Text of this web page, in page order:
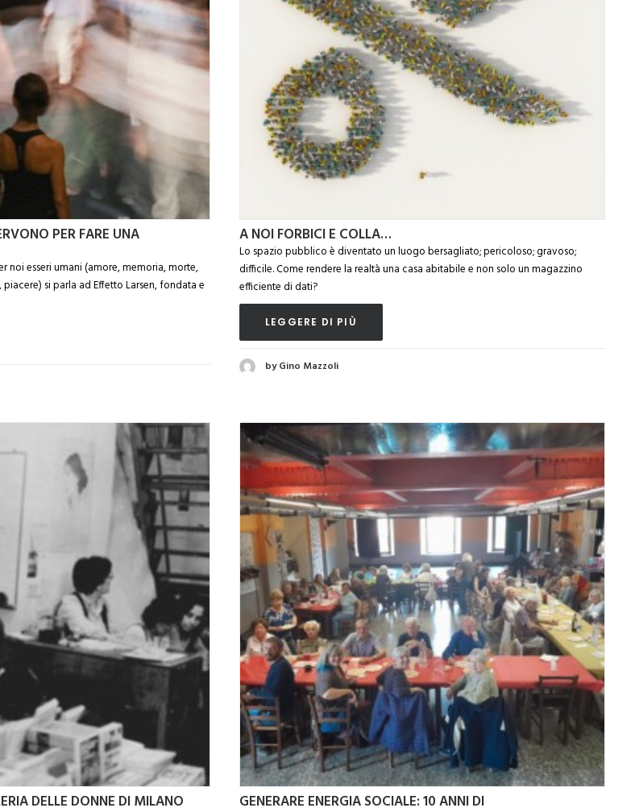
PER FARE UNA
noi esseri umani (amore, memoria, morte,
si parla ad Effetto Larsen, fondata e
A NOI FORBICI E COLLA…
Lo spazio pubblico è diventato un luogo bersagliato; pericoloso; gravoso;
difficile. Come rendere la realtà una casa abitabile e non solo un magazzino
efficiente di dati?
LEGGERE DI PIÙ
by Gino Mazzoli
DELLE DONNE DI MILANO GENERARE ENERGIA SOCIALE: 10 ANNI DI